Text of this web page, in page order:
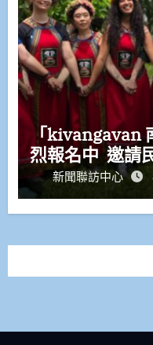
「kivangavan
烈報名中 邀請
新聞聯訪中心